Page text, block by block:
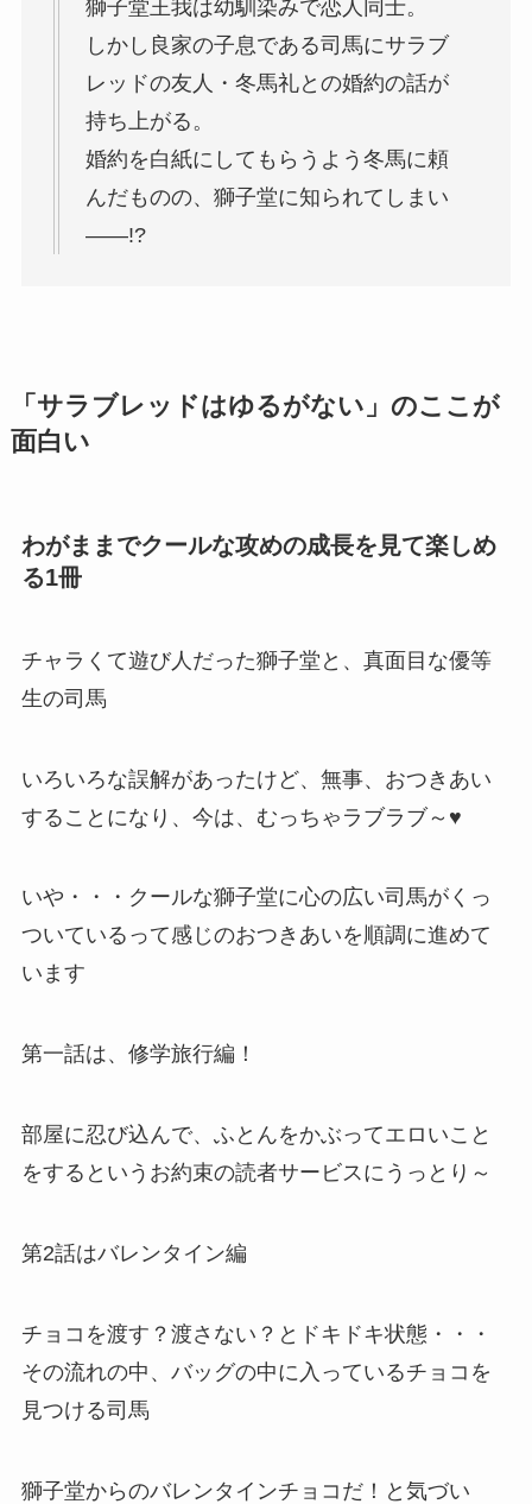
獅子堂王我は幼馴染みで恋人同士。
しかし良家の子息である司馬にサラブ
レッドの友人・冬馬礼との婚約の話が
持ち上がる。
婚約を白紙にしてもらうよう冬馬に頼
んだものの、獅子堂に知られてしまい
――!?
「サラブレッドはゆるがない」のここが
面白い
わがままでクールな攻めの成長を見て楽しめ
る1冊
チャラくて遊び人だった獅子堂と、真面目な優等
生の司馬
いろいろな誤解があったけど、無事、おつきあい
することになり、今は、むっちゃラブラブ～♥
いや・・・クールな獅子堂に心の広い司馬がくっ
ついているって感じのおつきあいを順調に進めて
います
第一話は、修学旅行編！
部屋に忍び込んで、ふとんをかぶってエロいこと
をするというお約束の読者サービスにうっとり～
第2話はバレンタイン編
チョコを渡す？渡さない？とドキドキ状態・・・
その流れの中、バッグの中に入っているチョコを
見つける司馬
獅子堂からのバレンタインチョコだ！と気づい